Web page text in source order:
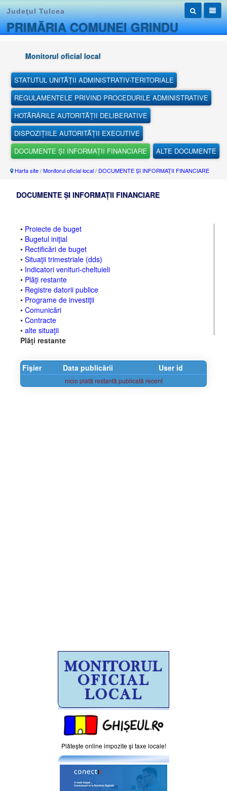
Judeţul Tulcea
PRIMĂRIA COMUNEI GRINDU
Monitorul oficial local
STATUTUL UNITĂȚII ADMINISTRATIV-TERITORIALE
REGULAMENTELE PRIVIND PROCEDURILE ADMINISTRATIVE
HOTĂRÂRILE AUTORITĂȚII DELIBERATIVE
DISPOZIȚIILE AUTORITĂȚII EXECUTIVE
DOCUMENTE ȘI INFORMAȚII FINANCIARE
ALTE DOCUMENTE
Harta site/Monitorul oficial local/ DOCUMENTE ȘI INFORMAȚII FINANCIARE
DOCUMENTE ȘI INFORMAȚII FINANCIARE
• Proiecte de buget
• Bugetul iniţial
• Rectificări de buget
• Situaţii trimestriale (dds)
• Indicatori venituri-cheltuieli
• Plăţi restante
• Registre datorii publice
• Programe de investiţii
• Comunicări
• Contracte
• alte situaţii
Plăţi restante
Fişier Data publicării User id
nicio plată restantă publicată recent
Plăteşte online impozite şi taxe locale!